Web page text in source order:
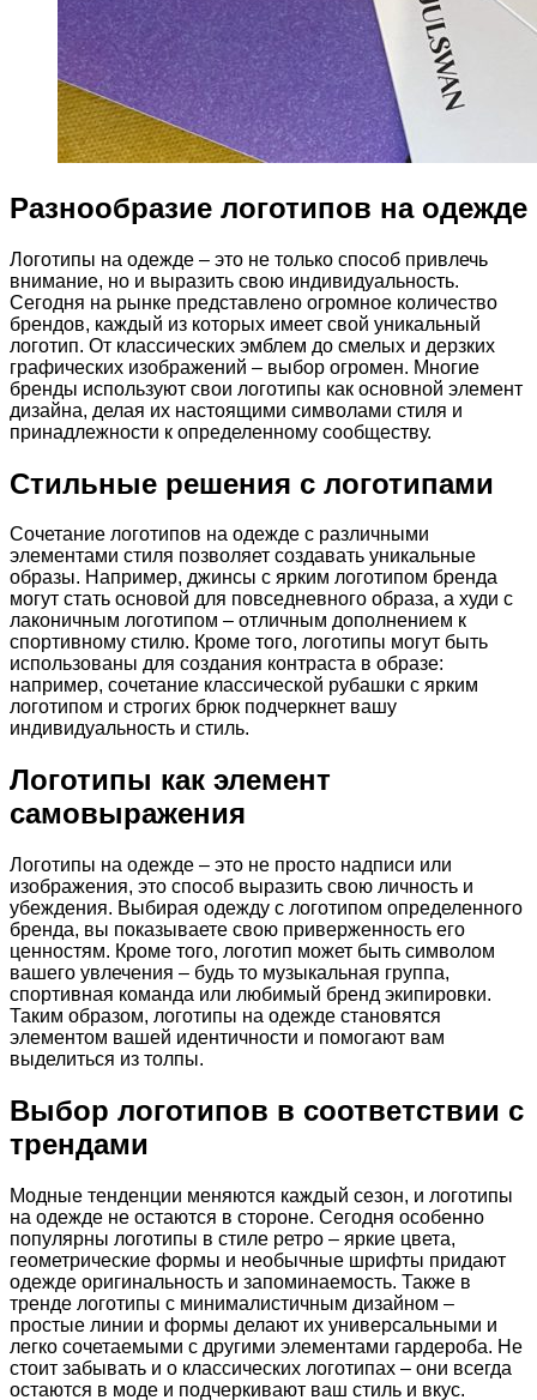
Разнообразие логотипов на одежде
Логотипы на одежде – это не только способ привлечь
внимание, но и выразить свою индивидуальность.
Сегодня на рынке представлено огромное количество
брендов, каждый из которых имеет свой уникальный
логотип. От классических эмблем до смелых и дерзких
графических изображений – выбор огромен. Многие
бренды используют свои логотипы как основной элемент
дизайна, делая их настоящими символами стиля и
принадлежности к определенному сообществу.
Стильные решения с логотипами
Сочетание логотипов на одежде с различными
элементами стиля позволяет создавать уникальные
образы. Например, джинсы с ярким логотипом бренда
могут стать основой для повседневного образа, а худи с
лаконичным логотипом – отличным дополнением к
спортивному стилю. Кроме того, логотипы могут быть
использованы для создания контраста в образе:
например, сочетание классической рубашки с ярким
логотипом и строгих брюк подчеркнет вашу
индивидуальность и стиль.
Логотипы как элемент
самовыражения
Логотипы на одежде – это не просто надписи или
изображения, это способ выразить свою личность и
убеждения. Выбирая одежду с логотипом определенного
бренда, вы показываете свою приверженность его
ценностям. Кроме того, логотип может быть символом
вашего увлечения – будь то музыкальная группа,
спортивная команда или любимый бренд экипировки.
Таким образом, логотипы на одежде становятся
элементом вашей идентичности и помогают вам
выделиться из толпы.
Выбор логотипов в соответствии с
трендами
Модные тенденции меняются каждый сезон, и логотипы
на одежде не остаются в стороне. Сегодня особенно
популярны логотипы в стиле ретро – яркие цвета,
геометрические формы и необычные шрифты придают
одежде оригинальность и запоминаемость. Также в
тренде логотипы с минималистичным дизайном –
простые линии и формы делают их универсальными и
легко сочетаемыми с другими элементами гардероба. Не
стоит забывать и о классических логотипах – они всегда
остаются в моде и подчеркивают ваш стиль и вкус.